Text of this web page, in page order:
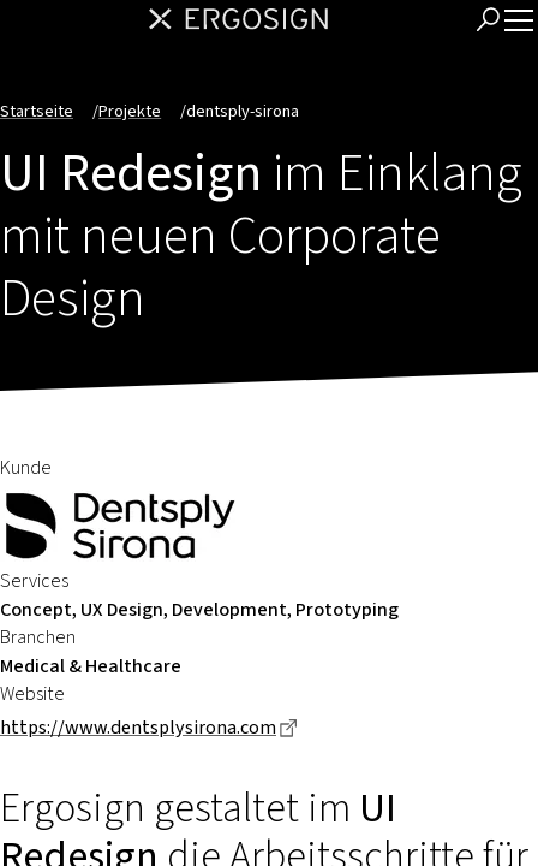
Startseite /Projekte /dentsply-sirona
UI Redesign im Einklang
mit neuen Corporate
Design
Kunde
Services
Concept, UX Design, Development, Prototyping
Branchen
Medical & Healthcare
Website
https://www.dentsplysirona.com
Ergosign gestaltet im UI